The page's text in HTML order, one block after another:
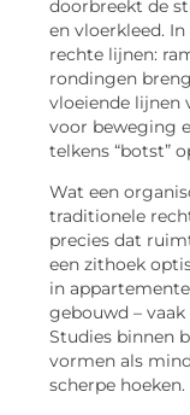
doorbreekt de
en vloerkleed.
rechte lijnen:
rondingen
vloeiende lijnen
voor beweging
telkens “botst”
Wat een
traditionele
precies dat
een zithoek
in
gebouwd –
Studies binnen
vormen als
scherpe hoeken.